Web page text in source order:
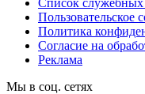
Пользовательское
Политика
Согласие на
Реклама
Мы в соц. сетях